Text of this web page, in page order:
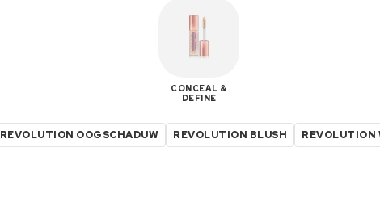
CONCEAL &
DEFINE
REVOLUTION OOGSCHADUW REVOLUTION BLUSH REVOLUTION